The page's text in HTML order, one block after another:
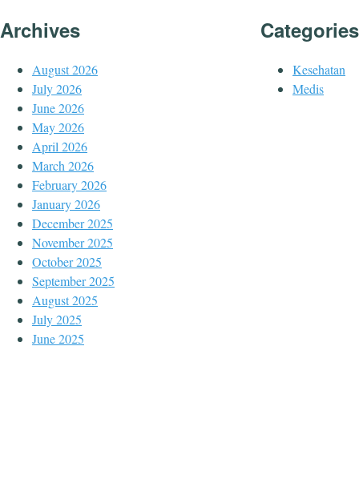
Archives
August 2026
July 2026
June 2026
May 2026
April 2026
March 2026
February 2026
January 2026
December 2025
November 2025
October 2025
September 2025
August 2025
July 2025
June 2025
Categories
Kesehatan
Medis